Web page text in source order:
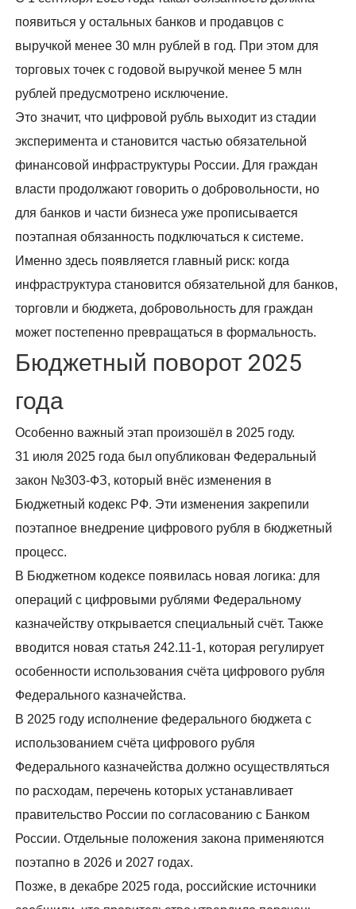
появиться у остальных банков и продавцов с
выручкой менее 30 млн рублей в год. При этом для
торговых точек с годовой выручкой менее 5 млн
рублей предусмотрено исключение.
Это значит, что цифровой рубль выходит из стадии
эксперимента и становится частью обязательной
финансовой инфраструктуры России. Для граждан
власти продолжают говорить о добровольности, но
для банков и части бизнеса уже прописывается
поэтапная обязанность подключаться к системе.
Именно здесь появляется главный риск: когда
инфраструктура становится обязательной для банков,
торговли и бюджета, добровольность для граждан
может постепенно превращаться в формальность.
Бюджетный поворот 2025
года
Особенно важный этап произошёл в 2025 году.
31 июля 2025 года был опубликован Федеральный
закон №303-ФЗ, который внёс изменения в
Бюджетный кодекс РФ. Эти изменения закрепили
поэтапное внедрение цифрового рубля в бюджетный
процесс.
В Бюджетном кодексе появилась новая логика: для
операций с цифровыми рублями Федеральному
казначейству открывается специальный счёт. Также
вводится новая статья 242.11-1, которая регулирует
особенности использования счёта цифрового рубля
Федерального казначейства.
В 2025 году исполнение федерального бюджета с
использованием счёта цифрового рубля
Федерального казначейства должно осуществляться
по расходам, перечень которых устанавливает
правительство России по согласованию с Банком
России. Отдельные положения закона применяются
поэтапно в 2026 и 2027 годах.
Позже, в декабре 2025 года, российские источники